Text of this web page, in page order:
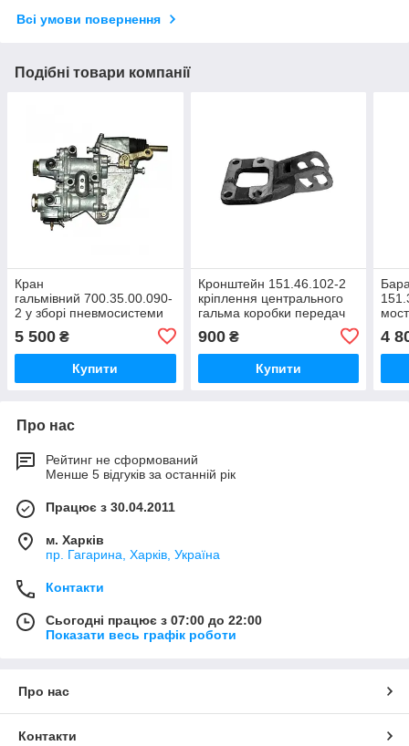
Всі умови повернення
Подібні товари компанії
Кран
гальмівний 700.35.00.090-
2 у зборі пневмосистеми
гальм тракторів Кировець
К 700, К 701, К 702, К 744
5 500 ₴
Купити
Кронштейн 151.46.102-2
кріплення центрального
гальма коробки передач
колісного трактора Т-151,
Т-156
900₴
Купити
4
Про нас
Рейтинг не сформований
Менше 5 відгуків за останній рік
Працює з 30.04.2011
м. Харків
пр. Гагарина, Харків, Україна
Контакти
Сьогодні працює з 07:00 до 22:00
Показати весь графік роботи
Про нас
Контакти